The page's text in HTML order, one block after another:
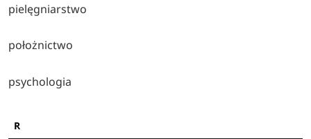
pielęgniarstwo
położnictwo
psychologia
R